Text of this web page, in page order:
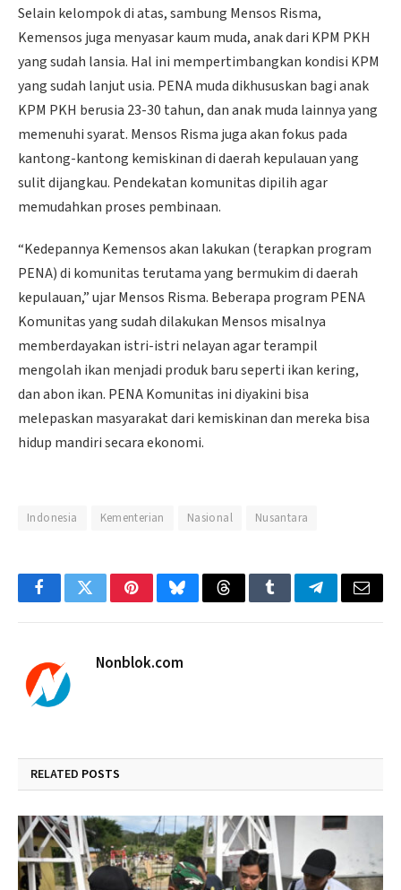
Selain kelompok di atas, sambung Mensos Risma,
Kemensos juga menyasar kaum muda, anak dari KPM PKH
yang sudah lansia. Hal ini mempertimbangkan kondisi KPM
yang sudah lanjut usia. PENA muda dikhususkan bagi anak
KPM PKH berusia 23-30 tahun, dan anak muda lainnya yang
memenuhi syarat. Mensos Risma juga akan fokus pada
kantong-kantong kemiskinan di daerah kepulauan yang
sulit dijangkau. Pendekatan komunitas dipilih agar
memudahkan proses pembinaan.
“Kedepannya Kemensos akan lakukan (terapkan program
PENA) di komunitas terutama yang bermukim di daerah
kepulauan,” ujar Mensos Risma. Beberapa program PENA
Komunitas yang sudah dilakukan Mensos misalnya
memberdayakan istri-istri nelayan agar terampil
mengolah ikan menjadi produk baru seperti ikan kering,
dan abon ikan. PENA Komunitas ini diyakini bisa
melepaskan masyarakat dari kemiskinan dan mereka bisa
hidup mandiri secara ekonomi.
Indonesia Kementerian Nasional Nusantara
FacebookTwitterPinterestBlueskyThreadsTumblrTelegramEmail
Nonblok.com
RELATED POSTS